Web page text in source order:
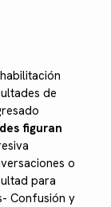
de
figuran
o
para
Confusión y